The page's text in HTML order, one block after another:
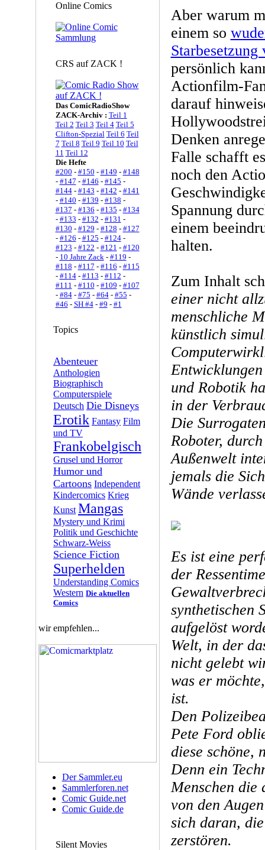
Online Comics
CRS auf ZACK !
Das ComicRadioShow
ZACK-Archiv : Teil 1
Teil 2 Teil 3 Teil 4 Teil 5
Clifton-Spezial Teil 6 Teil
7 Teil 8 Teil 9 Teil 10 Teil
11 Teil 12
Die Hefte
#200 - #150 - #149 - #148
- #147 - #146 - #145 -
#144- #143 - #142 - #141
- #140 - #139 - #138 -
#137 - #136 - #135 - #134
- #133 - #132 - #131 -
#130 - #129 - #128 - #127
- #126 - #125 - #124-
#123 - #122 - #121 - #120
- 10 Jahre Zack- #119 -
#118 - #117 - #116 - #115
- #114- #113 - #112 -
#111 - #110 - #109 - #107
- #84- #75 - #64- #55 -
#46 - SH #4- #9 - #1
Topics
Abenteuer
Anthologien
Biographisch
Computerspiele
Deutsch Die Disneys
Erotik Fantasy Film
und TV
Frankobelgisch
Grusel und Horror
Humor und
Cartoons Independent
Kindercomics Krieg
Kunst Mangas
Mystery und Krimi
Politik und Geschichte
Schwarz-Weiss
Science Fiction
Superhelden
Understanding Comics
Western Die aktuellen
Comics
wir empfehlen...
Der Sammler.eu
Sammlerforen.net
Comic Guide.net
Comic Guide.de
Silent Movies
Aber warum
einem so
Starbesetzung
persönlich
Actionfilm-
darauf
Denken
Falle schafft
noch den
Spannung
einem
halten.
Zum Inhalt
einer nicht
menschliche
künstlich
und Robotik
in der
Die
Roboter,
Außenwelt
jemals die
Wände
Es ist eine
der
synthetischen
aufgelöst
Welt, in der
nicht gelebt
was er
ist.
Den
Pete Ford
diese schöne,
Denn ein
Menschen die
von den
sich daran,
zerstören.